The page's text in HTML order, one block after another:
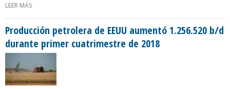
LEER MÁS
Producción petrolera de EEUU aumentó 1.256.520 b/d
durante primer cuatrimestre de 2018